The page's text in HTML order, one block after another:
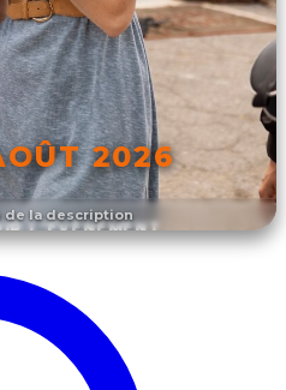
de la description
2026
L'ÉVÉNEMENT